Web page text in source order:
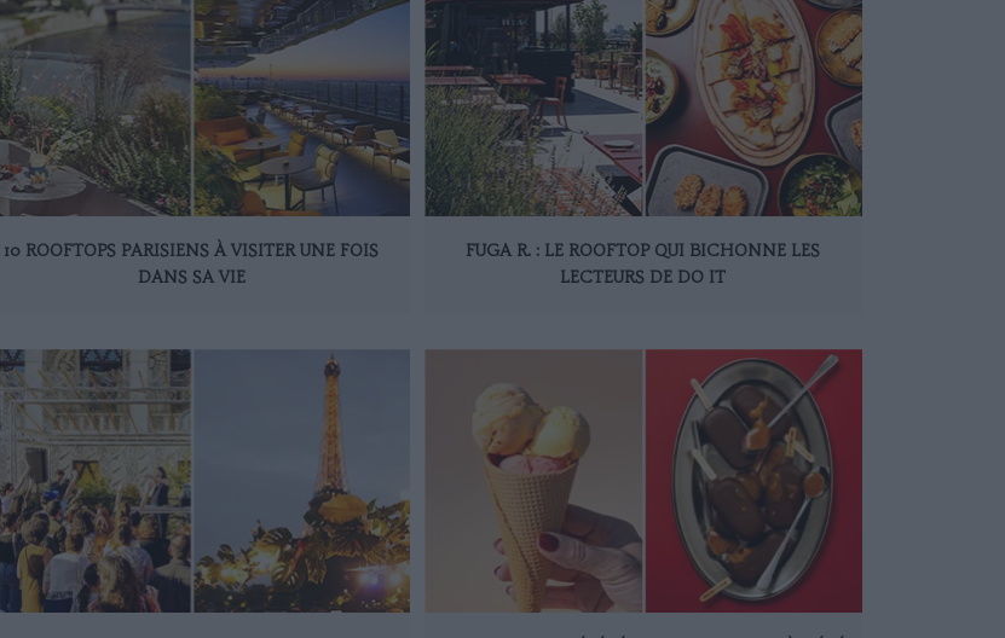
10 ROOFTOPS PARISIENS À VISITER UNE FOIS
DANS SA VIE
FUGA R. : LE ROOFTOP QUI BICHONNE LES
LECTEURS DE DO IT